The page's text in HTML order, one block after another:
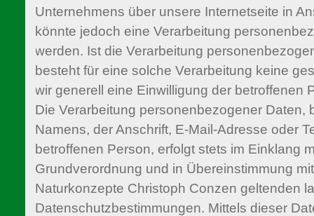
Unternehmens über unsere Internetseite in
könnte jedoch eine Verarbeitung
werden. Ist die Verarbeitung
besteht für eine solche Verarbeitung keine
wir generell eine Einwilligung der betroffenen
Die Verarbeitung personenbezogener Daten,
Namens, der Anschrift, E-Mail-Adresse oder
betroffenen Person, erfolgt stets im Einklang
Grundverordnung und in Übereinstimmung
Naturkonzepte Christoph Conzen geltenden
Datenschutzbestimmungen. Mittels dieser